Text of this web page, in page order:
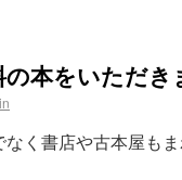
本をいただき
く書店や古本屋も